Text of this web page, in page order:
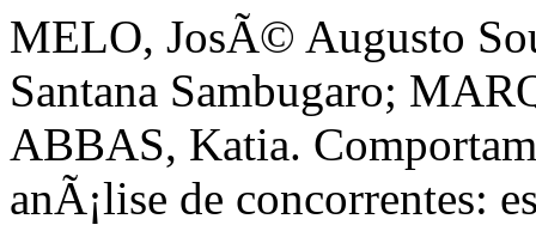
MELO, JosÃ© Augusto
Santana Sambugaro;
ABBAS, Katia.
anÃ¡lise de concorrentes: